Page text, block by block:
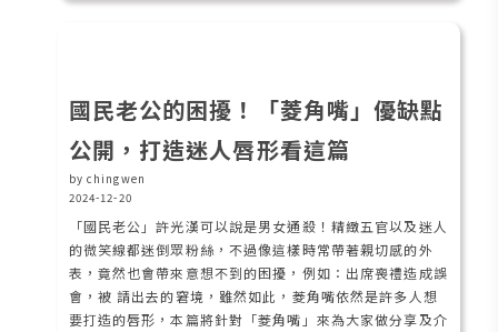
國民老公的困擾！「菱角嘴」優缺點
公開，打造迷人唇形看這篇
by chingwen
2024-12-20
「國民老公」許光漢可以說是男女通殺！精緻五官以及迷人
的微笑線都迷倒眾粉絲，不過像這樣時常帶著親切感的外
表，竟然也會帶來意想不到的困擾，例如：出席喪禮造成誤
會，被 請出去的窘境，雖然如此，菱角嘴依然是許多人想
要打造的唇形，本篇將針對「菱角嘴」來為大家做分享及介